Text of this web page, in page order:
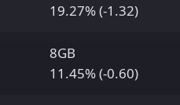
19.27% (-1.32)
8GB
11.45% (-0.60)